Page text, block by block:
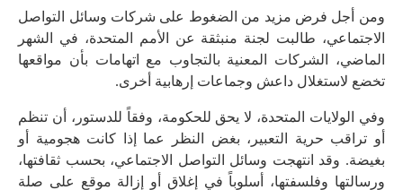
ومن أجل فرض مزيد من الضغوط على شركات وسائل التواصل
الاجتماعي، طالبت لجنة منبثقة عن الأمم المتحدة، في الشهر
الماضي، الشركات المعنية بالتجاوب مع اتهامات بأن مواقعها
تخضع لاستغلال داعش وجماعات إرهابية أخرى.
وفي الولايات المتحدة، لا يحق للحكومة، وفقاً للدستور، أن تنظم
أو تراقب حرية التعبير، بغض النظر عما إذا كانت هجومية أو
بغيضة. وقد انتهجت وسائل التواصل الاجتماعي، بحسب ثقافتها،
ورسالتها وفلسفتها، أسلوباً في إغلاق أو إزالة موقع على صلة